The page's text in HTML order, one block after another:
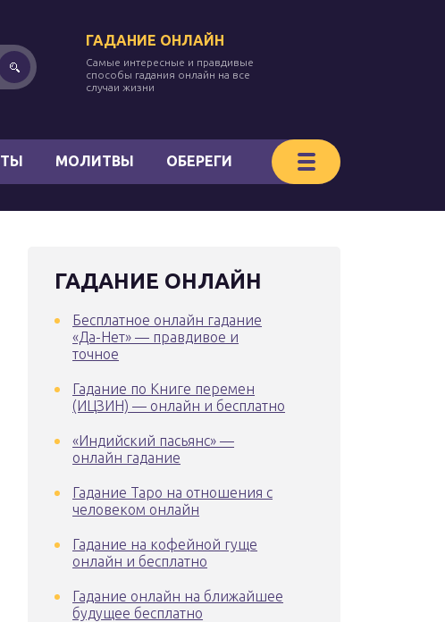
ГАДАНИЕ ОНЛАЙН
Самые интересные и правдивые
способы гадания онлайн на все
случаи жизни
МОЛИТВЫ ОБЕРЕГИ
ГАДАНИЕ ОНЛАЙН
Бесплатное онлайн гадание
«Да-Нет» — правдивое и
точное
Гадание по Книге перемен
(ИЦЗИН) — онлайн и бесплатно
«Индийский пасьянс» —
онлайн гадание
Гадание Таро на отношения с
человеком онлайн
Гадание на кофейной гуще
онлайн и бесплатно
Гадание онлайн на ближайшее
будущее бесплатно